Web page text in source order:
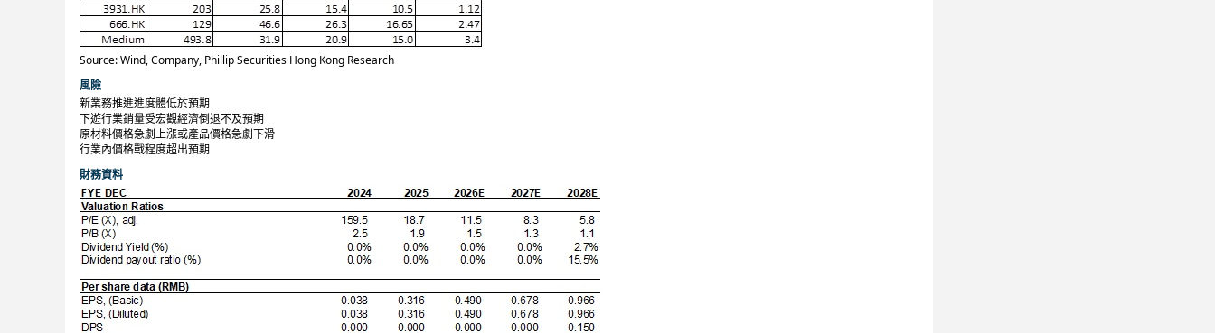
Source: Wind, Company, Phillip Securities Hong Kong Research
風險
新業務推進進度體低於預期
下遊行業銷量受宏觀經濟倒退不及預期
原材料價格急劇上漲或產品價格急劇下滑
行業內價格戰程度超出預期
財務資料